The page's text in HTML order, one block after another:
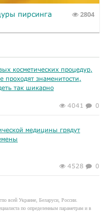
пирсинга 2804
косметических процедур,
проходят знаменитости,
так шикарно
4041 0
медицины грядут
4528 0
всей Украине, Беларуси, России.
по определенным параметрам и в